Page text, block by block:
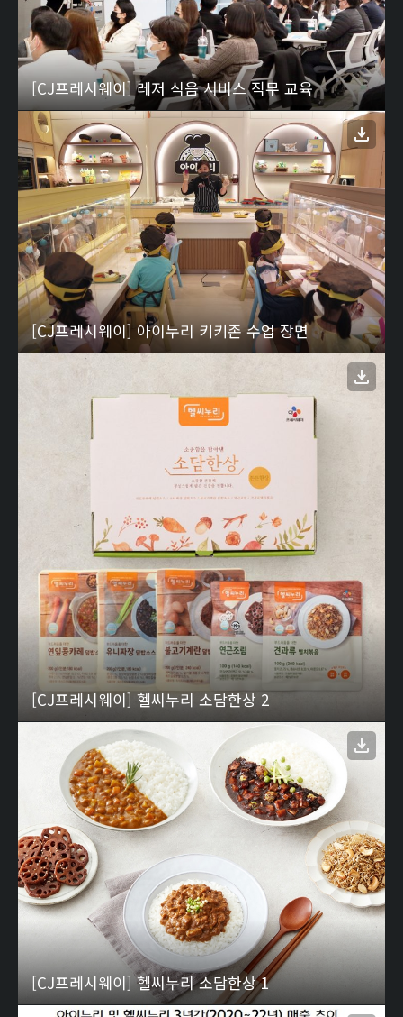
[CJ프레시웨이] 레저 식음 서비스 직무 교육
[CJ프레시웨이] 아이누리 키키존 수업 장면
[CJ프레시웨이] 헬씨누리 소담한상 2
[CJ프레시웨이] 헬씨누리 소담한상 1